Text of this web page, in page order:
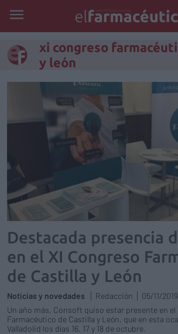
REGÍSTRATE
xi congreso
y león
Destacada presencia
en el XI Congreso
de Castilla y León
Noticias y novedades Redacción
05/11/2019
Un año más, Consoft quiso estar presente en el
Farmacéutico de Castilla y León, que en esta
Valladolid los días 16, 17 y 18 de octubre.